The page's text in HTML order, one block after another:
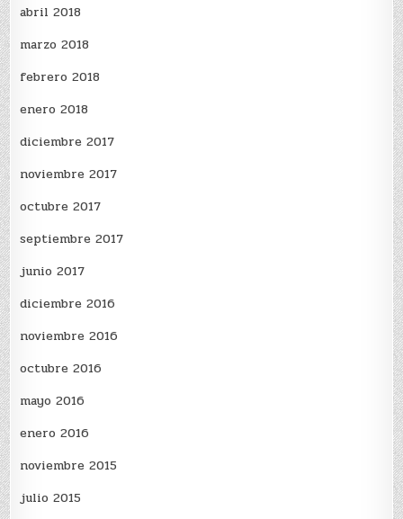
abril 2018
marzo 2018
febrero 2018
enero 2018
diciembre 2017
noviembre 2017
octubre 2017
septiembre 2017
junio 2017
diciembre 2016
noviembre 2016
octubre 2016
mayo 2016
enero 2016
noviembre 2015
julio 2015